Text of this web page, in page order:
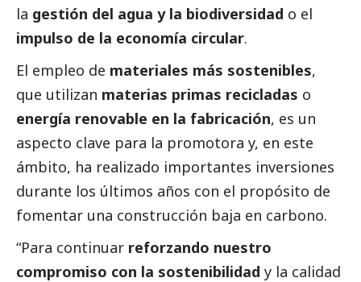
la gestión del agua y la biodiversidad o el
impulso de la economía circular.
El empleo de materiales más sostenibles,
que utilizan materias primas recicladas o
energía renovable en la fabricación, es un
aspecto clave para la promotora y, en este
ámbito, ha realizado importantes inversiones
durante los últimos años con el propósito de
fomentar una construcción baja en carbono.
“Para continuar reforzando nuestro
compromiso con la sostenibilidad y la calidad